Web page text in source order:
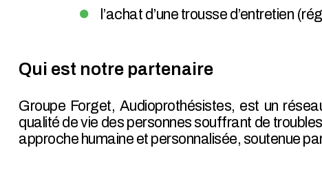
l’achat d’une trousse d’entretien
Qui est notre partenaire
Groupe Forget, Audioprothésistes, est un
qualité de vie des personnes souffrant de
approche humaine et personnalisée, soutenue